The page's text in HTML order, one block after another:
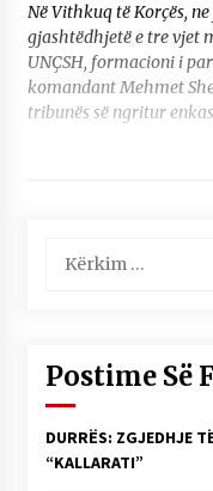
Në Vithkuq të Korçës, ne
gjashtëdhjetë e tre vjet
UNÇSH, formacioni i
komandant Mehmet
tribunës së ngritur
për:
Postime Së
DURRËS: ZGJEDHJE
“KALLARATI”